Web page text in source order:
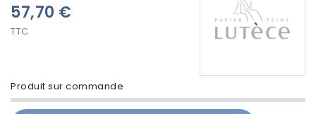
Produit sur commande
57,70 €
TTC